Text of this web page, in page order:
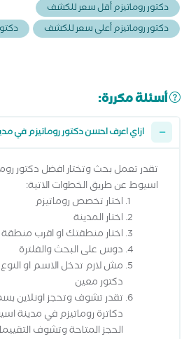
دكتور روماتيزم أقل سعر للكشف
دكتور روماتيزم أعلى سعر للكشف
أسئلة مكررة:
ازاي اعرف احسن دكتور روماتيزم في
تقدر تعمل بحث وتختار افضل دكتور
اسيوط عن طريق الخطوات الاتية:
اختار تخصص روماتيزم
اختار المدينة
اختار منطقتك او اقرب
دوس على البحث والفلترة
مش لازم تدخل الاسم او النوع
دكتور معين
تقدر تشوف وتحجز اونلاين
دكاترة روماتيزم في مدينة
الحجز المتاحة وتشوف